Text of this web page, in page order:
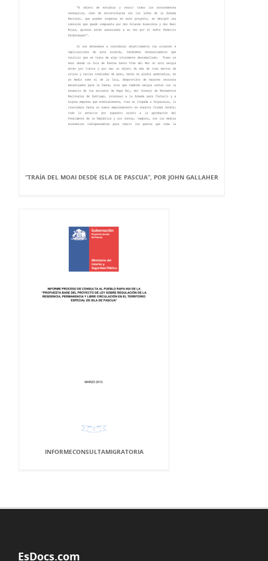
“TRAÍA DEL MOAI DESDE ISLA DE PASCUA”, POR JOHN GALLAHER
INFORMECONSULTAMIGRATORIA
EsDocs.com